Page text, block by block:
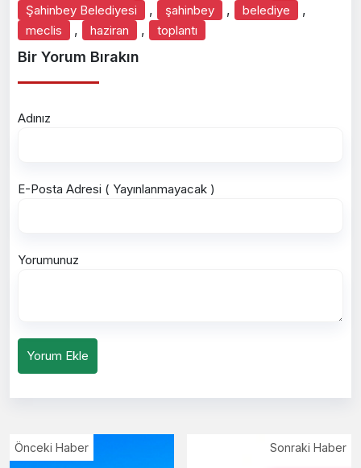
Şahinbey Belediyesi , şahinbey , belediye ,
meclis , haziran , toplantı
Bir Yorum Bırakın
Adınız
E-Posta Adresi ( Yayınlanmayacak )
Yorumunuz
Yorum Ekle
Önceki Haber Sonraki Haber